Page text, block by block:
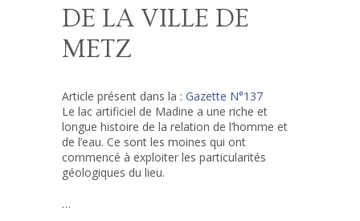
DE LA VILLE DE
METZ
Article présent dans la : Gazette N°137
Le lac artificiel de Madine a une riche et
longue histoire de la relation de l’homme et
de l’eau. Ce sont les moines qui ont
commencé à exploiter les particularités
géologiques du lieu.
…